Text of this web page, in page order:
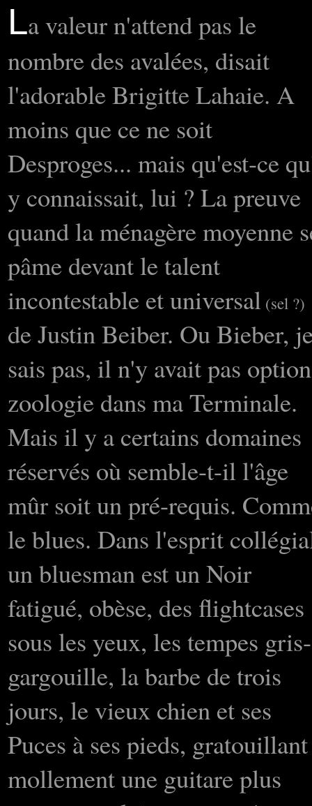
La valeur n'attend pas le
nombre des avalées, disait
l'adorable Brigitte Lahaie. A
moins que ce ne soit
Desproges... mais qu'est-ce
y connaissait, lui ? La preuve
quand la ménagère moyenne
pâme devant le talent
incontestable et universal (sel ?)
de Justin Beiber. Ou Bieber,
sais pas, il n'y avait pas option
zoologie dans ma Terminale.
Mais il y a certains domaines
réservés où semble-t-il l'âge
mûr soit un pré-requis.
le blues. Dans l'esprit
un bluesman est un Noir
fatigué, obèse, des flightcases
sous les yeux, les tempes gris-
gargouille, la barbe de trois
jours, le vieux chien et ses
Puces à ses pieds, gratouillant
mollement une guitare plus